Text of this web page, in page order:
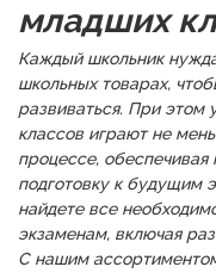
младших
Каждый школьник
школьных товарах,
развиваться. При этом
классов играют не
процессе,
подготовку к будущим
найдете все
экзаменам, включая
С нашим